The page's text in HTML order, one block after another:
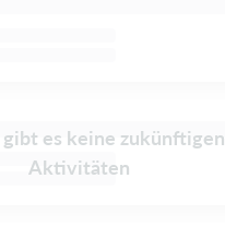
es keine zukünftigen
Aktivitäten